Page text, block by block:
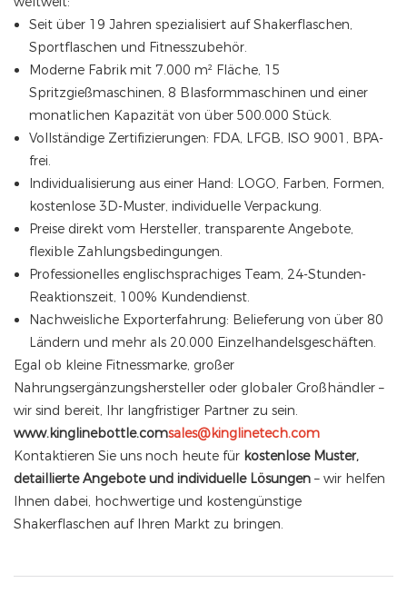
Seit über 19 Jahren spezialisiert auf Shakerflaschen,
Sportflaschen und Fitnesszubehör.
Moderne Fabrik mit 7.000 m² Fläche, 15
Spritzgießmaschinen, 8 Blasformmaschinen und einer
monatlichen Kapazität von über 500.000 Stück.
Vollständige Zertifizierungen: FDA, LFGB, ISO 9001, BPA-
frei.
Individualisierung aus einer Hand: LOGO, Farben, Formen,
kostenlose 3D-Muster, individuelle Verpackung.
Preise direkt vom Hersteller, transparente Angebote,
flexible Zahlungsbedingungen.
Professionelles englischsprachiges Team, 24-Stunden-
Reaktionszeit, 100% Kundendienst.
Nachweisliche Exporterfahrung: Belieferung von über 80
Ländern und mehr als 20.000 Einzelhandelsgeschäften.
Egal ob kleine Fitnessmarke, großer
Nahrungsergänzungshersteller oder globaler Großhändler –
wir sind bereit, Ihr langfristiger Partner zu sein.
www.kinglinebottle.comsales@kinglinetech.com
Kontaktieren Sie uns noch heute für kostenlose Muster,
detaillierte Angebote und individuelle Lösungen – wir helfen
Ihnen dabei, hochwertige und kostengünstige
Shakerflaschen auf Ihren Markt zu bringen.